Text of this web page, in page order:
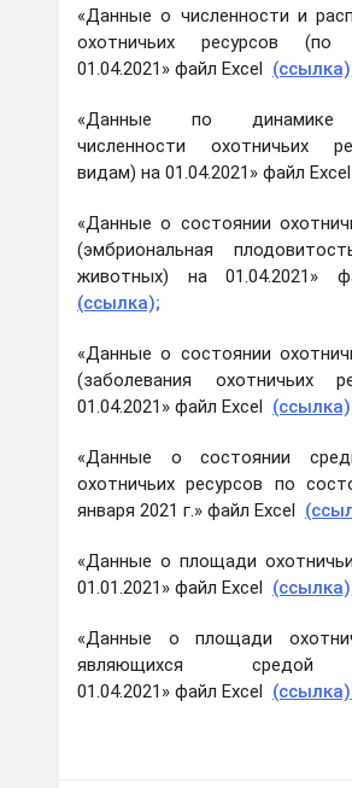
«Данные о численности и
охотничьих ресурсов
01.04.2021» файл Excel
«Данные по динамике
численности охотничьих
видам) на 01.04.2021» файл Excel
«Данные о состоянии
(эмбриональная
животных) на 01.04.2021»
(ссылка);
«Данные о состоянии
(заболевания охотничьих
01.04.2021» файл Excel
«Данные о состоянии
охотничьих ресурсов по
января 2021 г.» файл Excel
«Данные о площади
01.01.2021» файл Excel
«Данные о площади
являющихся средой
01.04.2021» файл Excel